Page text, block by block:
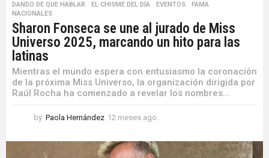
DANDO DE QUE HABLAR ,EL CHISME DEL DÍA ,EVENTOS ,FAMA
NACIONALES
Sharon Fonseca se une al jurado de Miss
Universo 2025, marcando un hito para las
latinas
Mientras el mundo espera con entusiasmo la coronación
de la próxima Miss Universo, la organización dirigida por
Raúl Rocha ha comenzado a revelar los nombres...
by Paola Hernández 12 meses ago
m
e